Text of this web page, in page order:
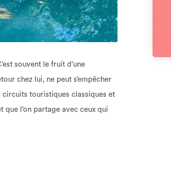
souvent le fruit d’une
chez lui, ne peut s’empêcher
circuits touristiques classiques et
que l’on partage avec ceux qui